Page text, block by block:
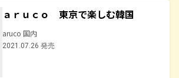
ａｒｕｃｏ 東京で楽しむ韓国
aruco 国内
2021.07.26 発売